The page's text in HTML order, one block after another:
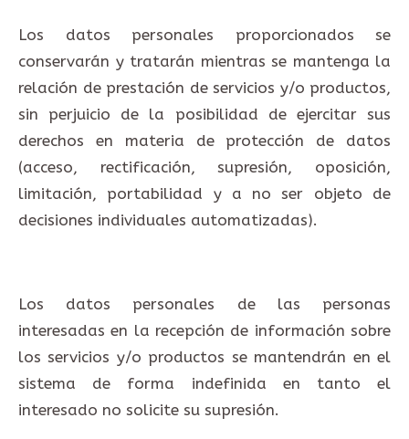
Los datos personales proporcionados se
conservarán y tratarán mientras se mantenga la
relación de prestación de servicios y/o productos,
sin perjuicio de la posibilidad de ejercitar sus
derechos en materia de protección de datos
(acceso, rectificación, supresión, oposición,
limitación, portabilidad y a no ser objeto de
decisiones individuales automatizadas).
Los datos personales de las personas
interesadas en la recepción de información sobre
los servicios y/o productos se mantendrán en el
sistema de forma indefinida en tanto el
interesado no solicite su supresión.